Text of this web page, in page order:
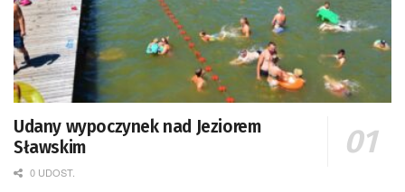
Udany wypoczynek nad Jeziorem
Sławskim
0 UDOST.